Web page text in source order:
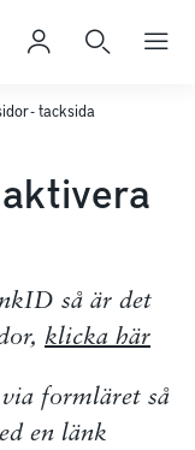
- tacksida
så är det
klicka här
formläret så
en länk